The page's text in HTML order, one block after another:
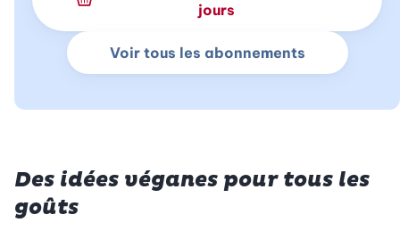
jours
Voir tous les abonnements
Des idées véganes pour tous les
goûts